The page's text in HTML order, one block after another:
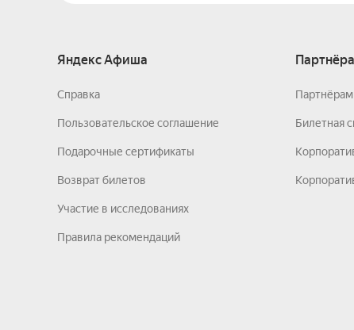
Яндекс Афиша
Справка
Пользовательское соглашение
Подарочные сертификаты
Возврат билетов
Участие в исследованиях
Правила рекомендаций
Билетная